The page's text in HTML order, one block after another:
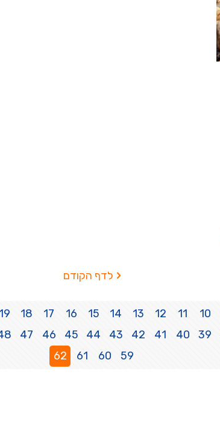
לדף הקודם
10
11
12
13
14
15
16
17
18
19
39
40
41
42
43
44
45
46
47
59
60
61
62